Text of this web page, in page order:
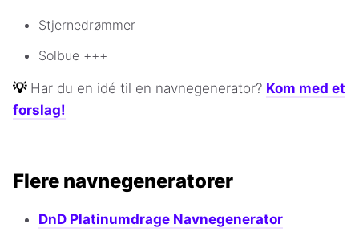
Stjernedrømmer
Solbue +++
💡 Har du en idé til en navnegenerator? Kom med et
forslag!
Flere navnegeneratorer
DnD Platinumdrage Navnegenerator